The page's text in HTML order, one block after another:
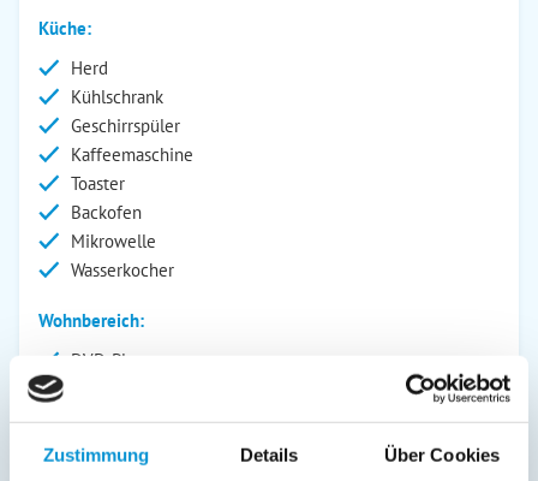
Zustimmung Details Über Cookies
Küche:
Herd
Kühlschrank
Geschirrspüler
Kaffeemaschine
Toaster
Backofen
Mikrowelle
Wasserkocher
Wohnbereich:
DVD-Player